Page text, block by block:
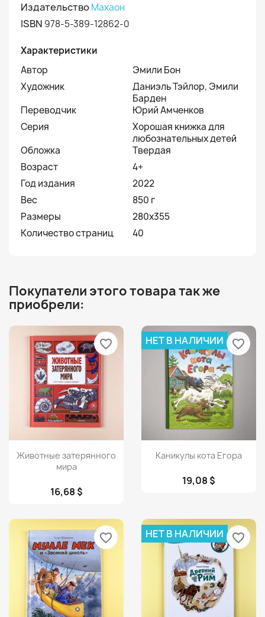
ИздательствоМахаон
ISBN 978-5-389-12862-0
Характеристики
Автор
Эмили Бон
Художник
Даниэль Тэйлор, Эмили
Барден
Переводчик
Юрий Амченков
Серия
Хорошая книжка для
любознательных детей
Обложка
Твердая
Возраст
4+
Год издания
2022
Вес
850 г
Размеры
280х355
Количество страниц
40
Покупатели этого товара так же
приобрели:
Просмотр
Животные затерянного
мира
16,68 $
favorite_border
Просмотр
Каникулы кота Егора
19,08 $
НЕТ В НАЛИЧИИ favorite_border
favorite_border НЕТ В НАЛИЧИИ favorite_border